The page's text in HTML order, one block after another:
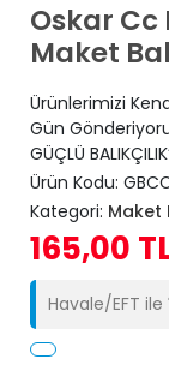
Oskar Cc
Maket
Ürünlerimizi
Gün
GÜÇLÜ
Ürün Kodu:
Kategori: Maket
165,00
Havale/EFT ile